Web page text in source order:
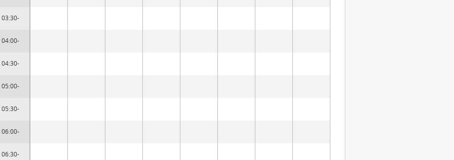
03:30-
04:00-
04:30-
05:00-
05:30-
06:00-
06:30-